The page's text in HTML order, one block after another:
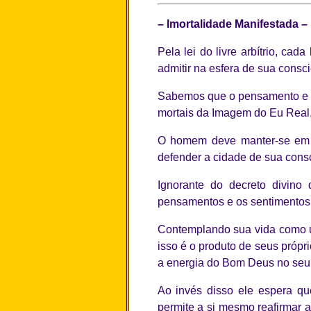
– Imortalidade Manifestada –
Pela lei do livre arbítrio,
admitir na esfera de sua
Sabemos que o pensamento
mortais da Imagem do Eu
O homem deve manter-se
defender a cidade de sua
Ignorante do decreto
pensamentos e os
Contemplando sua vida
isso é o produto de seus
a energia do Bom Deus no
Ao invés disso ele espera
permite a si mesmo reafirmar